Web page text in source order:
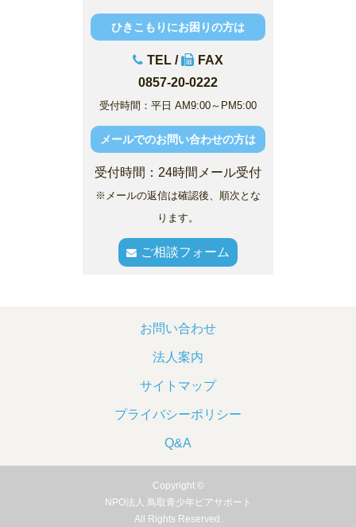
ひきこもりにお困りの方は
TEL /
FAX
0857-20-0222
受付時間：平日 AM9:00～PM5:00
メールでのお問い合わせの方は
受付時間：24時間メール受付
※メールの返信は確認後、順次とな
ります。
ご相談フォーム
お問い合わせ
法人案内
サイトマップ
プライバシーポリシー
Q&A
Copyright ©
NPO法人 鳥取青少年ピアサポート
All Rights Reserved.